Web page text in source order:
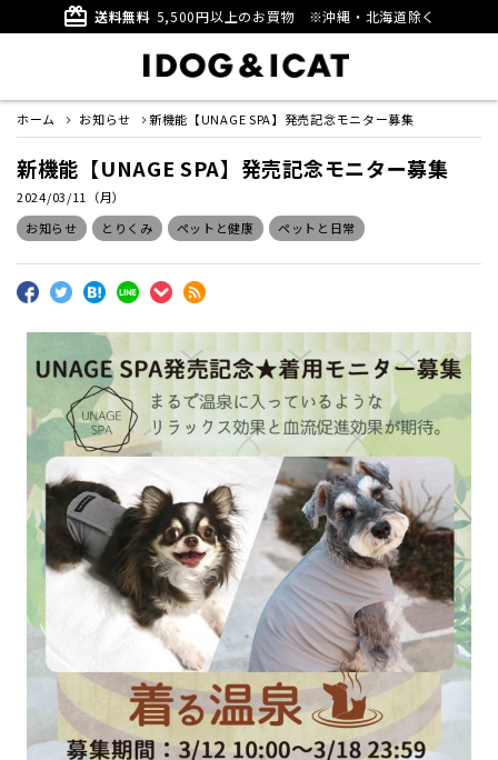
card_giftcard 送料無料 5,500円以上のお買物 ※沖縄・北海道除く
ホーム お知らせ 新機能【UNAGE SPA】発売記念モニター募集
新機能【UNAGE SPA】発売記念モニター募集
2024/03/11（月）
お知らせ
とりくみ ペットと健康 ペットと日常